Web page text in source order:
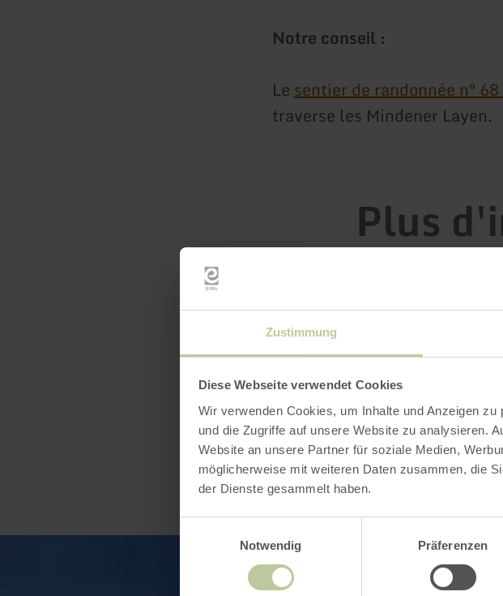
Zustimmung
Diese Webseite verwendet Cookies
Wir verwenden Cookies, um Inhalte und Anzeigen
und die Zugriffe auf unsere Website zu analysieren.
Website an unsere Partner für soziale Medien,
möglicherweise mit weiteren Daten zusammen, die
der Dienste gesammelt haben.
Notwendig
Präferenzen
Notre conseil :
Lesentier de randonnée n° 68
traverse les Mindener Layen.
Plus
Heures d'ouverture